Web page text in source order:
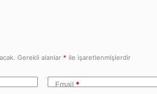
Gerekli alanlar * ile işaretlenmişlerdir
Email*